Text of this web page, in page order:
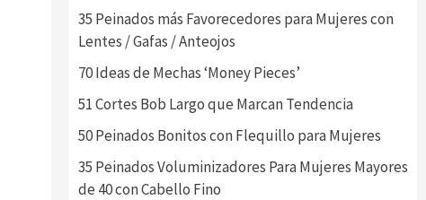
35 Peinados más Favorecedores para Mujeres con
Lentes / Gafas / Anteojos
70 Ideas de Mechas ‘Money Pieces’
51 Cortes Bob Largo que Marcan Tendencia
50 Peinados Bonitos con Flequillo para Mujeres
35 Peinados Voluminizadores Para Mujeres Mayores
de 40 con Cabello Fino